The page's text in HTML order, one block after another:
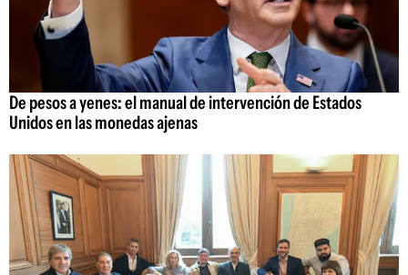
De pesos a yenes: el manual de intervención de Estados
Unidos en las monedas ajenas